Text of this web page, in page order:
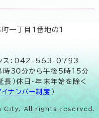
一丁目1番地の1
ス：042-563-0793
8時30分から午後5時15分
）休日・年末年始を除く
イナンバー制度 ）
City. All rights reserved.